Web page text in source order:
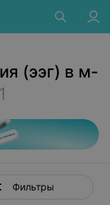
(ээг) в м-
1
Фильтры